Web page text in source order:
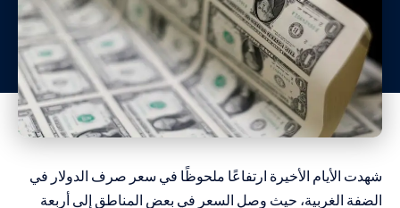
شهدت الأيام الأخيرة ارتفاعًا ملحوظًا في سعر صرف الدولار في
الضفة الغربية، حيث وصل السعر في بعض المناطق إلى أربعة